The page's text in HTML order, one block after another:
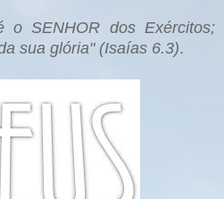
o SENHOR dos Exércitos;
sua glória" (Isaías 6.3).